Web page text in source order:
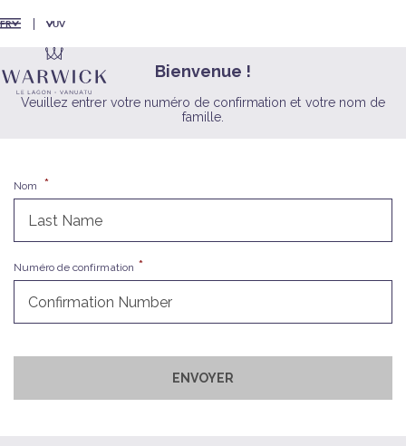
VUV
FR
Bienvenue !
Veuillez entrer votre numéro de confirmation et votre nom de
famille.
Nom
Numéro de confirmation
ENVOYER